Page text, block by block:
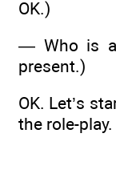
OK.)
— Who is
present.)
OK. Let’s
the role-play.